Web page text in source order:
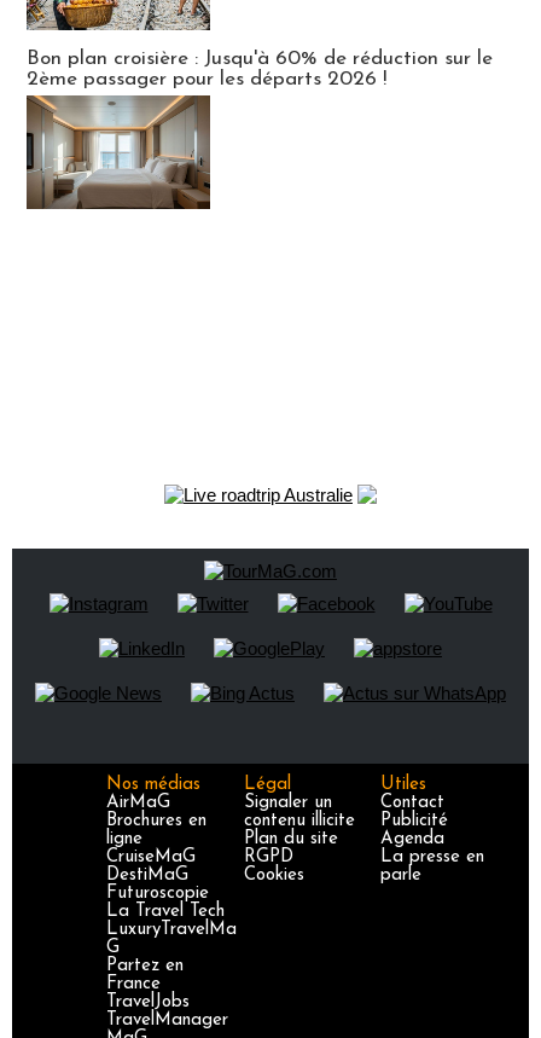
Bon plan croisière : Jusqu'à 60% de réduction sur le
2ème passager pour les départs 2026 !
Nos médias
AirMaG
Brochures en
ligne
CruiseMaG
DestiMaG
Futuroscopie
La Travel Tech
LuxuryTravelMa
G
Partez en
France
TravelJobs
TravelManager
Légal
Signaler un
contenu illicite
Plan du site
RGPD
Cookies
Utiles
Contact
Publicité
Agenda
La presse en
parle